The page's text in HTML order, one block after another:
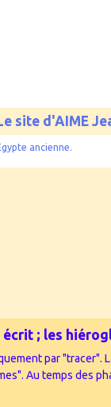
site d'AIME
ancienne.
écrit ; les
par "tracer".
Au temps des